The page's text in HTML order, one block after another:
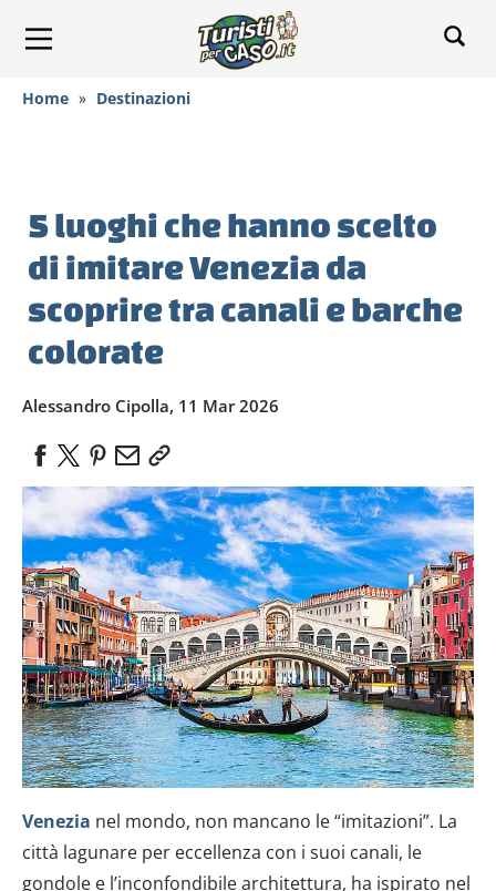
Home » Destinazioni
5 luoghi che hanno scelto
di imitare Venezia da
scoprire tra canali e barche
colorate
Alessandro Cipolla, 11 Mar 2026
Venezia nel mondo, non mancano le “imitazioni”. La
città lagunare per eccellenza con i suoi canali, le
gondole e l’inconfondibile architettura, ha ispirato nel